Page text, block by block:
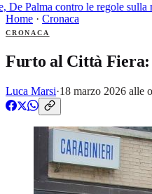
Palma contro le regole sulla
Home · Cronaca
CRONACA
Furto al Città Fiera:
Luca Marsi·18 marzo 2026 alle